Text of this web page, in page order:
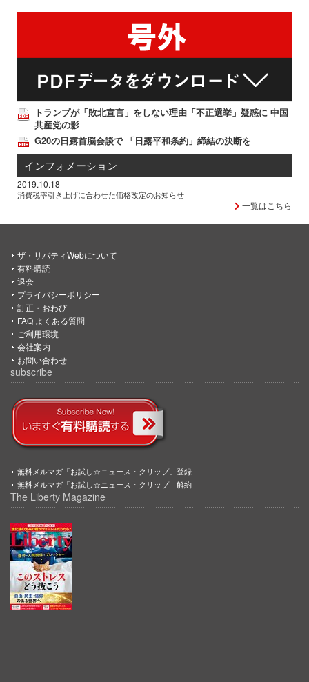
トランプが「敗北宣言」をしない理由「不正選挙」疑惑に 中国
共産党の影
G20の日露首脳会談で 「日露平和条約」締結の決断を
インフォメーション
2019.10.18
消費税率引き上げに合わせた価格改定のお知らせ
一覧はこちら
ザ・リバティWebについて
有料購読
退会
プライバシーポリシー
訂正・おわび
FAQ よくある質問
ご利用環境
会社案内
お問い合わせ
subscribe
無料メルマガ「お試し☆ニュース・クリップ」登録
無料メルマガ「お試し☆ニュース・クリップ」解約
The Liberty Magazine